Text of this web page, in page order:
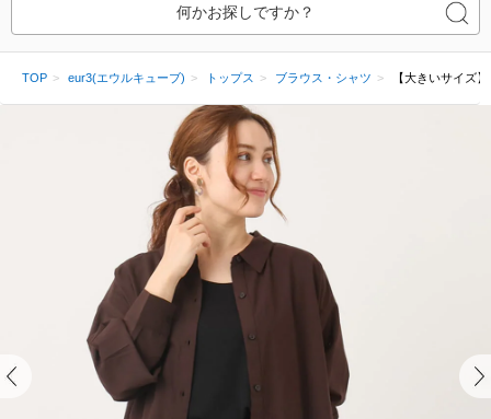
何かお探しですか？
TOP eur3(エウルキューブ) トップス ブラウス・シャツ 【大きいサイズ